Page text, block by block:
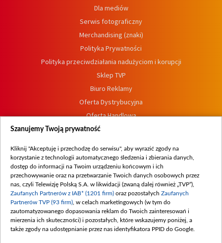
Dla mediów
Serwis fotograficzny
Merchandising (znaki)
Polityka Prywatności
Polityka przeciwdziałania nadużyciom i korupcji
Sklep TVP
Biuro Reklamy
Oferta Dystrybucyjna
Oferta Handlowa
Dostępność
Procedura zgłoszeń wewnętrznych
Szanujemy Twoją prywatność
Kliknij "Akceptuję i przechodzę do serwisu", aby wyrazić zgody na
korzystanie z technologii automatycznego śledzenia i zbierania danych,
dostęp do informacji na Twoim urządzeniu końcowym i ich
przechowywanie oraz na przetwarzanie Twoich danych osobowych przez
nas, czyli Telewizję Polską S.A. w likwidacji (zwaną dalej również „TVP”),
Zaufanych Partnerów z IAB* (1201 firm) oraz pozostałych Zaufanych
Partnerów TVP (93 firm) , w celach marketingowych (w tym do
zautomatyzowanego dopasowania reklam do Twoich zainteresowań i
mierzenia ich skuteczności) i pozostałych, które wskazujemy poniżej, a
także zgody na udostępnianie przez nas identyfikatora PPID do Google.